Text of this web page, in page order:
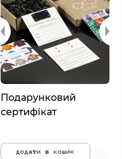
Подарунковий
сертифікат
додати в кошик